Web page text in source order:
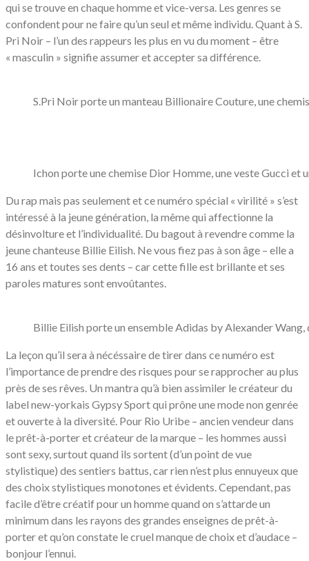
qui se trouve en chaque homme et vice-versa. Les genres se
confondent pour ne faire qu’un seul et même individu. Quant à S.
Pri Noir – l’un des rappeurs les plus en vu du moment – être
« masculin » signifie assumer et accepter sa différence.
S.Pri Noir porte un manteau Billionaire Couture, une
Ichon porte une chemise Dior Homme, une veste Gucci
Du rap mais pas seulement et ce numéro spécial « virilité » s’est
intéressé à la jeune génération, la même qui affectionne la
désinvolture et l’individualité. Du bagout à revendre comme la
jeune chanteuse Billie Eilish. Ne vous fiez pas à son âge – elle a
16 ans et toutes ses dents – car cette fille est brillante et ses
paroles matures sont envoûtantes.
Billie Eilish porte un ensemble Adidas by Alexander
La leçon qu’il sera à nécéssaire de tirer dans ce numéro est
l’importance de prendre des risques pour se rapprocher au plus
près de ses rêves. Un mantra qu’à bien assimiler le créateur du
label new-yorkais Gypsy Sport qui prône une mode non genrée
et ouverte à la diversité. Pour Rio Uribe – ancien vendeur dans
le prêt-à-porter et créateur de la marque – les hommes aussi
sont sexy, surtout quand ils sortent (d’un point de vue
stylistique) des sentiers battus, car rien n’est plus ennuyeux que
des choix stylistiques monotones et évidents. Cependant, pas
facile d’être créatif pour un homme quand on s’attarde un
minimum dans les rayons des grandes enseignes de prêt-à-
porter et qu’on constate le cruel manque de choix et d’audace –
bonjour l’ennui.